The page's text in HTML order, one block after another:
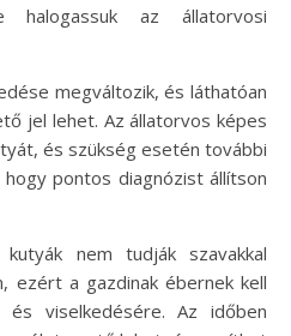
halogassuk az állatorvosi
megváltozik, és láthatóan
jel lehet. Az állatorvos képes
és szükség esetén további
pontos diagnózist állítson
nem tudják szavakkal
ezért a gazdinak ébernek kell
viselkedésére. Az időben